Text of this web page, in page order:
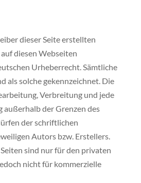
dieser Seite erstellten
diesen Webseiten
Urheberrecht. Sämtliche
als solche gekennzeichnet. Die
Verbreitung und jede
der Grenzen des
der schriftlichen
Autors bzw. Erstellers.
sind nur für den privaten
nicht für kommerzielle